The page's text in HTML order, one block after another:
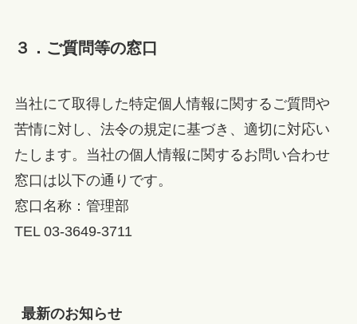
３．ご質問等の窓口
当社にて取得した特定個人情報に関するご質問や
苦情に対し、法令の規定に基づき、適切に対応い
たします。当社の個人情報に関するお問い合わせ
窓口は以下の通りです。
窓口名称：管理部
TEL 03-3649-3711
最新のお知らせ